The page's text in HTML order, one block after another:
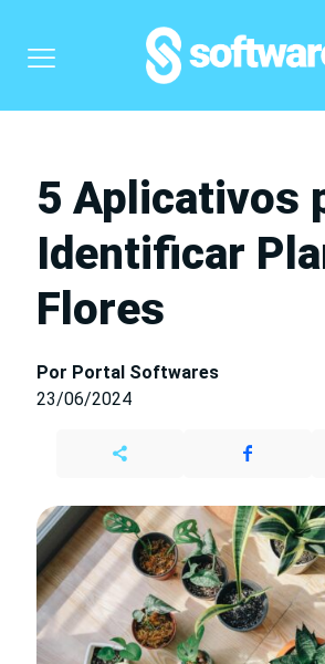
5 Aplicativos
Identificar
Flores
Por Portal Softwares
23/06/2024